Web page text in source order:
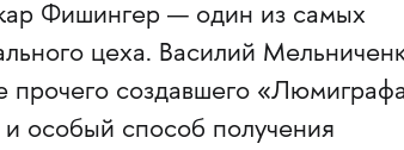
Фишингер — один из самых
цеха. Василий
прочего создавшего
особый способ получения